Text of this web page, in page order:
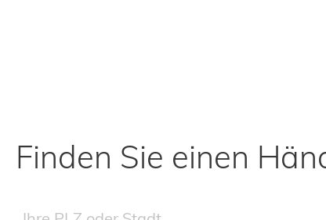
Finden Sie einen